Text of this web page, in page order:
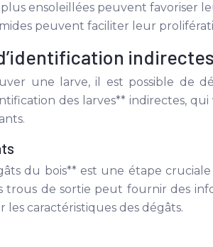
plus ensoleillées peuvent favoriser
peuvent faciliter leur
une larve, il est possible de
des larves** indirectes,
du bois** est une étape
de sortie peut fournir des
les caractéristiques des dégâts.